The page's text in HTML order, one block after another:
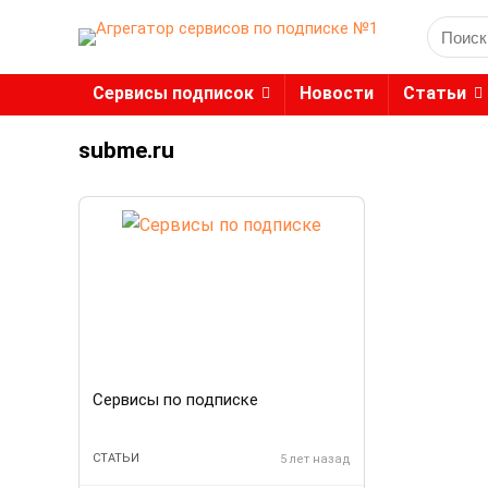
Search
for:
Сервисы подписок Новости Статьи
subme.ru
Сервисы по подписке
СТАТЬИ 5 лет назад